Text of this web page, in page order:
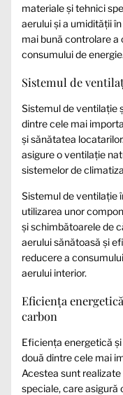
materiale și tehnici
aerului și a umidității
mai bună controlare a
consumului de energie.
Sistemul de
Sistemul de ventilație
dintre cele mai
și sănătatea
asigure o ventilație
sistemelor de
Sistemul de ventilație
utilizarea unor
și schimbătoarele de
aerului sănătoasă și
reducere a
aerului interior.
Eficiența
carbon
Eficiența energetică
două dintre cele mai
Acestea sunt
speciale, care asigură